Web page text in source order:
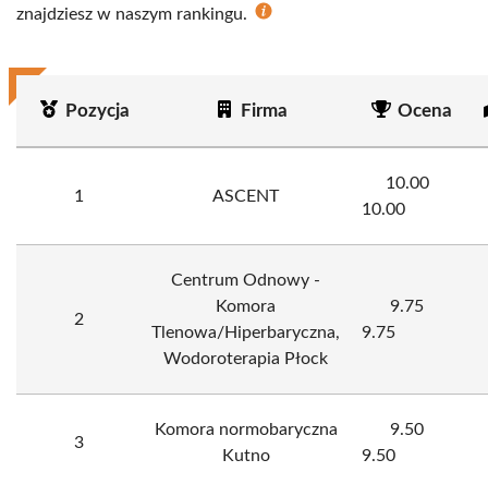
znajdziesz w naszym rankingu.
Pozycja Firma Ocena
1 ASCENT
10.00
10.00
2
Centrum Odnowy -
Komora
Tlenowa/Hiperbaryczna,
Wodoroterapia Płock
9.75
9.75
3
Komora normobaryczna
Kutno
9.50
9.50